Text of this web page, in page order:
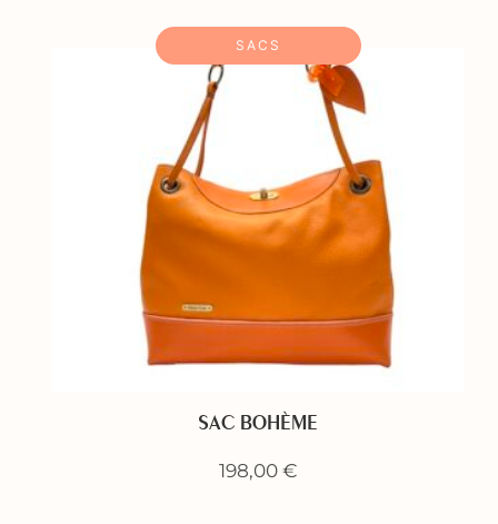
SACS
SAC BOHÈME
198,00€